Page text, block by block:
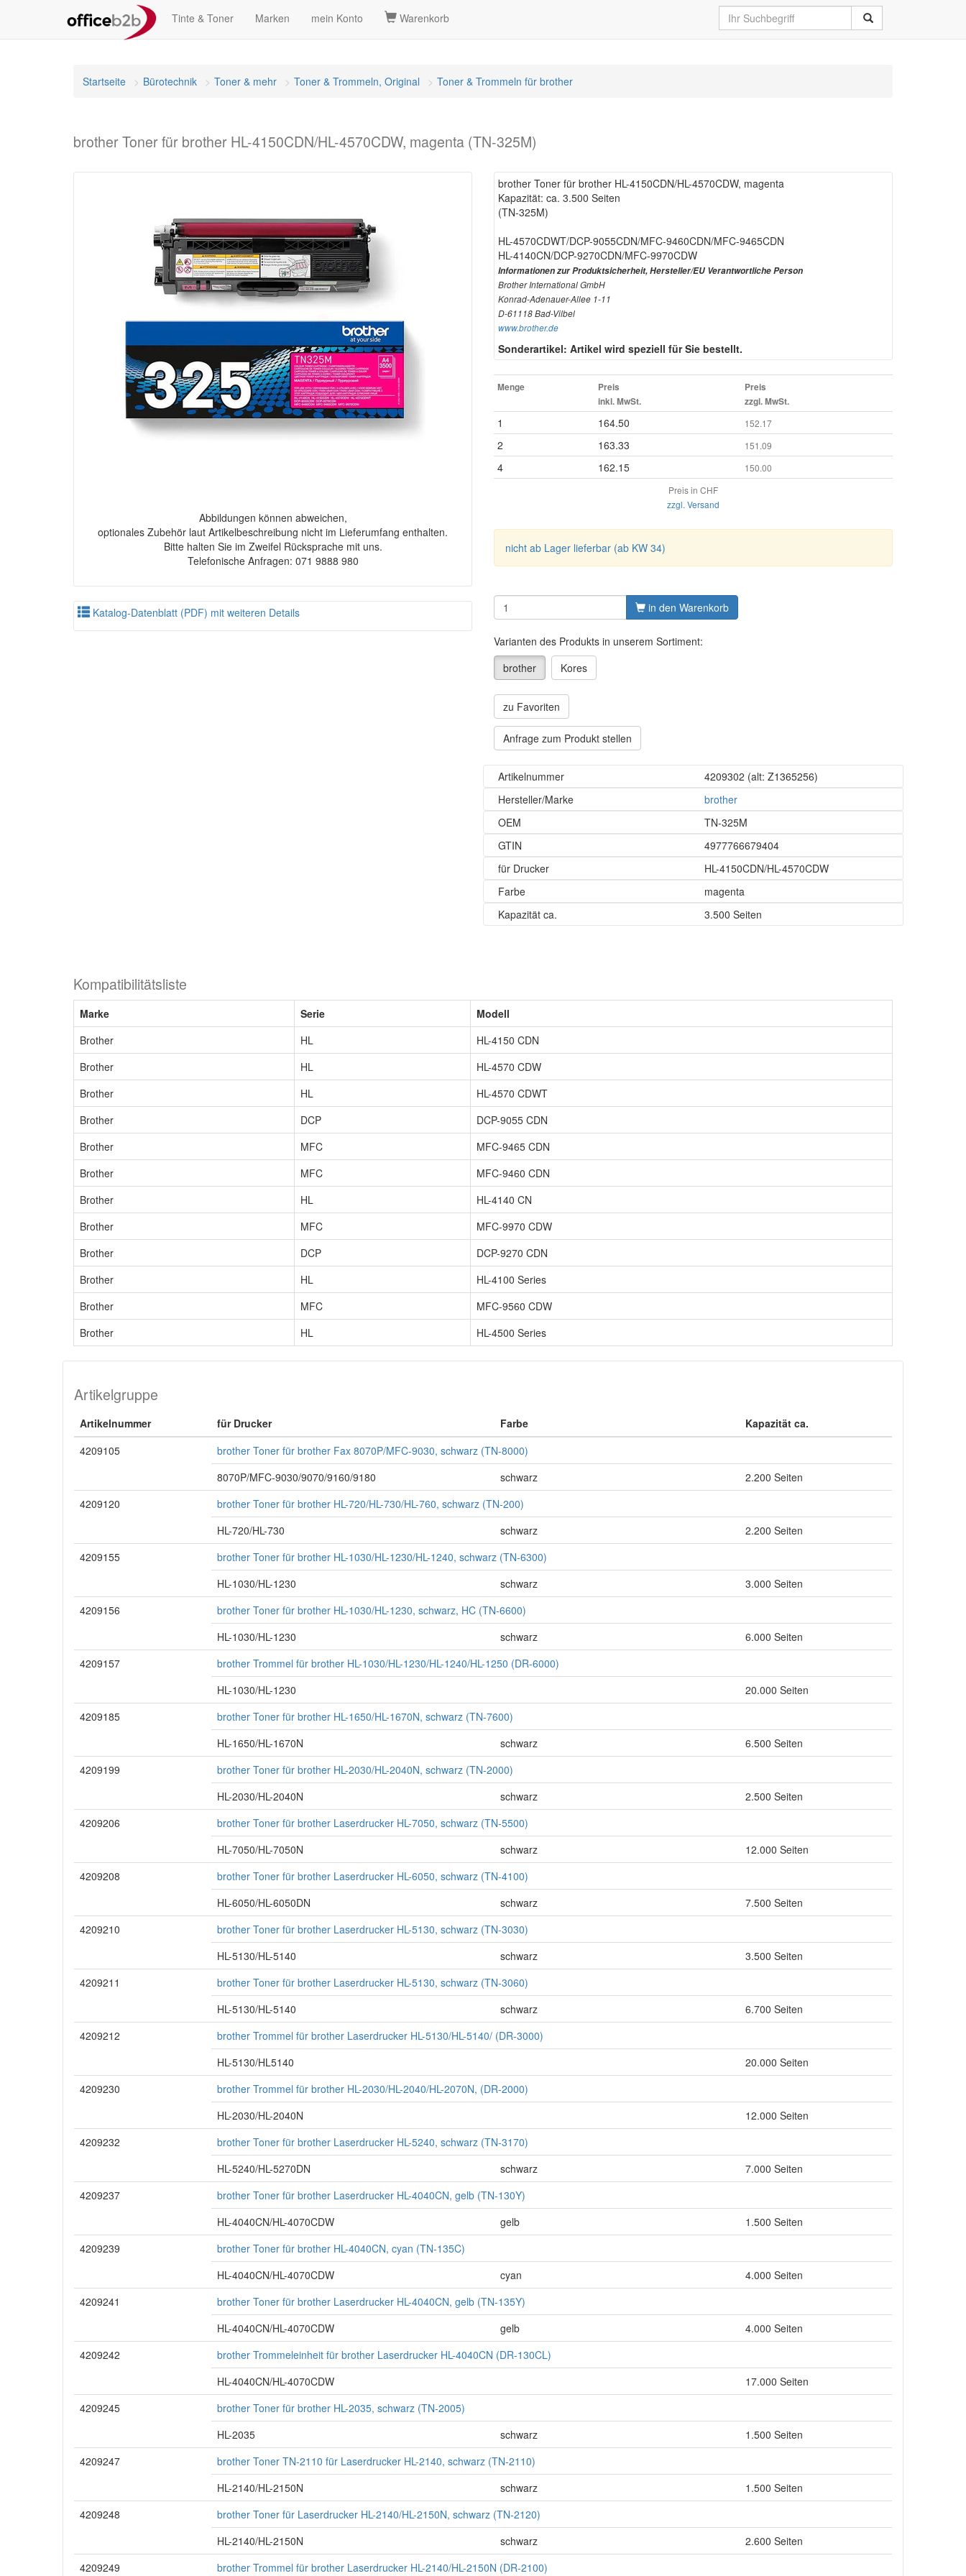
Tinte & Toner Marken mein Konto Warenkorb
Startseite Bürotechnik Toner & mehr Toner & Trommeln, Original Toner & Trommeln für brother
brother Toner für brother HL-4150CDN/HL-4570CDW, magenta (TN-325M)
Abbildungen können abweichen,
optionales Zubehör laut Artikelbeschreibung nicht im Lieferumfang enthalten.
Bitte halten Sie im Zweifel Rücksprache mit uns.
Telefonische Anfragen: 071 9888 980
Katalog-Datenblatt (PDF) mit weiteren Details
brother Toner für brother HL-4150CDN/HL-4570CDW, magenta
Kapazität: ca. 3.500 Seiten
(TN-325M)
HL-4570CDWT/DCP-9055CDN/MFC-9460CDN/MFC-9465CDN
HL-4140CN/DCP-9270CDN/MFC-9970CDW
Informationen zur Produktsicherheit, Hersteller/EU Verantwortliche Person
Brother International GmbH
Konrad-Adenauer-Allee 1-11
D-61118 Bad-Vilbel
www.brother.de
Sonderartikel: Artikel wird speziell für Sie bestellt.
Menge
Preis
inkl. MwSt.
Preis
zzgl. MwSt.
1 164.50 152.17
2 163.33 151.09
4 162.15
150.00
Preis in CHF
zzgl. Versand
nicht ab Lager lieferbar (ab KW 34)
in den Warenkorb
Varianten des Produkts in unserem Sortiment:
brother
Kores
zu Favoriten
Anfrage zum Produkt stellen
Artikelnummer 4209302 (alt: Z1365256)
Hersteller/Marke
brother
OEM
TN-325M
GTIN
4977766679404
für Drucker
HL-4150CDN/HL-4570CDW
Farbe
magenta
Kapazität ca.
3.500 Seiten
Kompatibilitätsliste
Marke Serie
Modell
Brother
HL
HL-4150 CDN
Brother
HL
HL-4570 CDW
Brother
HL
HL-4570 CDWT
Brother
DCP
DCP-9055 CDN
Brother
MFC
MFC-9465 CDN
Brother
MFC
MFC-9460 CDN
Brother
HL
HL-4140 CN
Brother
MFC
MFC-9970 CDW
Brother
DCP
DCP-9270 CDN
Brother
HL
HL-4100 Series
Brother
MFC
MFC-9560 CDW
Brother
HL HL-4500 Series
Artikelgruppe
Artikelnummer für Drucker Farbe
Kapazität ca.
4209105
brother Toner für brother Fax 8070P/MFC-9030, schwarz (TN-8000)
8070P/MFC-9030/9070/9160/9180
schwarz
2.200 Seiten
4209120
brother Toner für brother HL-720/HL-730/HL-760, schwarz (TN-200)
HL-720/HL-730
schwarz
2.200 Seiten
4209155
brother Toner für brother HL-1030/HL-1230/HL-1240, schwarz (TN-6300)
HL-1030/HL-1230
schwarz
3.000 Seiten
4209156
brother Toner für brother HL-1030/HL-1230, schwarz, HC (TN-6600)
HL-1030/HL-1230
schwarz
6.000 Seiten
4209157
brother Trommel für brother HL-1030/HL-1230/HL-1240/HL-1250 (DR-6000)
HL-1030/HL-1230
20.000 Seiten
4209185
brother Toner für brother HL-1650/HL-1670N, schwarz (TN-7600)
HL-1650/HL-1670N
schwarz
6.500 Seiten
4209199
brother Toner für brother HL-2030/HL-2040N, schwarz (TN-2000)
HL-2030/HL-2040N
schwarz
2.500 Seiten
4209206
brother Toner für brother Laserdrucker HL-7050, schwarz (TN-5500)
HL-7050/HL-7050N
schwarz
12.000 Seiten
4209208
brother Toner für brother Laserdrucker HL-6050, schwarz (TN-4100)
HL-6050/HL-6050DN
schwarz
7.500 Seiten
4209210
brother Toner für brother Laserdrucker HL-5130, schwarz (TN-3030)
HL-5130/HL-5140
schwarz
3.500 Seiten
4209211
brother Toner für brother Laserdrucker HL-5130, schwarz (TN-3060)
HL-5130/HL-5140
schwarz
6.700 Seiten
4209212
brother Trommel für brother Laserdrucker HL-5130/HL-5140/ (DR-3000)
HL-5130/HL5140
20.000 Seiten
4209230
brother Trommel für brother HL-2030/HL-2040/HL-2070N, (DR-2000)
HL-2030/HL-2040N
12.000 Seiten
4209232
brother Toner für brother Laserdrucker HL-5240, schwarz (TN-3170)
HL-5240/HL-5270DN
schwarz
7.000 Seiten
4209237
brother Toner für brother Laserdrucker HL-4040CN, gelb (TN-130Y)
HL-4040CN/HL-4070CDW
gelb
1.500 Seiten
4209239
brother Toner für brother HL-4040CN, cyan (TN-135C)
HL-4040CN/HL-4070CDW
cyan
4.000 Seiten
4209241
brother Toner für brother Laserdrucker HL-4040CN, gelb (TN-135Y)
HL-4040CN/HL-4070CDW
gelb
4.000 Seiten
4209242
brother Trommeleinheit für brother Laserdrucker HL-4040CN (DR-130CL)
HL-4040CN/HL-4070CDW
17.000 Seiten
4209245
brother Toner für brother HL-2035, schwarz (TN-2005)
HL-2035
schwarz
1.500 Seiten
4209247
brother Toner TN-2110 für Laserdrucker HL-2140, schwarz (TN-2110)
HL-2140/HL-2150N
schwarz
1.500 Seiten
4209248
brother Toner für Laserdrucker HL-2140/HL-2150N, schwarz (TN-2120)
HL-2140/HL-2150N
schwarz
2.600 Seiten
4209249
brother Trommel für brother Laserdrucker HL-2140/HL-2150N (DR-2100)